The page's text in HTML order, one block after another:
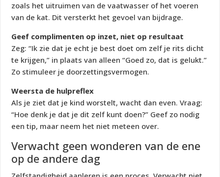
zoals het uitruimen van de vaatwasser of het voeren
van de kat. Dit versterkt het gevoel van bijdrage.
Geef complimenten op inzet, niet op resultaat
Zeg: “Ik zie dat je echt je best doet om zelf je rits dicht
te krijgen,” in plaats van alleen “Goed zo, dat is gelukt.”
Zo stimuleer je doorzettingsvermogen.
Weersta de hulpreflex
Als je ziet dat je kind worstelt, wacht dan even. Vraag:
“Hoe denk je dat je dit zelf kunt doen?” Geef zo nodig
een tip, maar neem het niet meteen over.
Verwacht geen wonderen van de ene
op de andere dag